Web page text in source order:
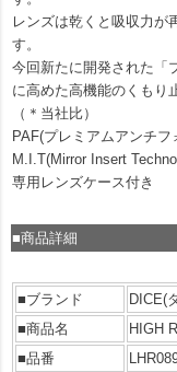
レンズは乾くと吸収力が
す。
今回新たに開発された「
に高めた高機能のくもり
（＊当社比）
PAF(プレミアムアンチ
M.I.T(Mirror Insert
専用レンズケース付き
■商品詳細
■ブランド
DICE(
■商品名
HIGH
■品番